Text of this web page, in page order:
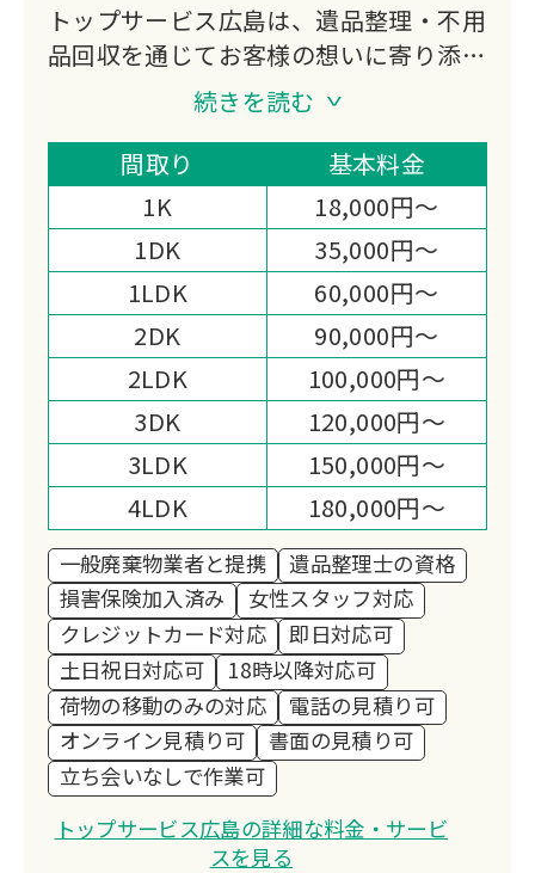
トップサービス広島は、遺品整理・不用
品回収を通じてお客様の想いに寄り添う
サービスを提供しています。
遺品整理士、古物商の許可を取得し、適
正処分が可能な安心の業者です。
即日対応・秘密厳守・見積無料で、広島
県全域に対応しています。
遺品整理、ゴミ屋敷、特殊清掃、遺品の
運搬まで幅広く対応させていただきま
即日作業も可能ですので、お急ぎの方も
ご安心ください。
続きを読む
間取り
基本料金
1K
18,000円～
1DK
35,000円～
1LDK
60,000円～
2DK
90,000円～
2LDK
100,000円～
3DK
120,000円～
3LDK
150,000円～
4LDK
180,000円～
一般廃棄物業者と提携
遺品整理士の資格
損害保険加入済み
女性スタッフ対応
クレジットカード対応
即日対応可
土日祝日対応可
18時以降対応可
荷物の移動のみの対応
電話の見積り可
オンライン見積り可
書面の見積り可
立ち会いなしで作業可
トップサービス広島の詳細な料金・サービ
スを見る